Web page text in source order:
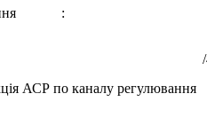
:
АСР по каналу регулювання